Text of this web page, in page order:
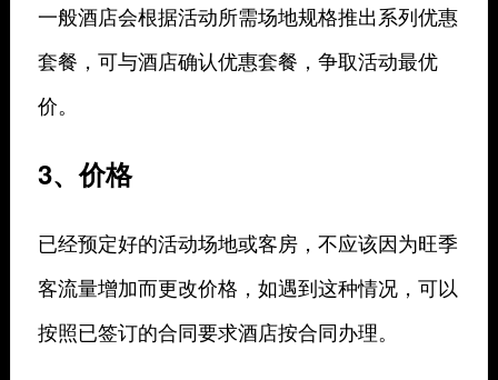
一般酒店会根据活动所需场地规格推出系列优惠
套餐，可与酒店确认优惠套餐，争取活动最优
价。
3、价格
已经预定好的活动场地或客房，不应该因为旺季
客流量增加而更改价格，如遇到这种情况，可以
按照已签订的合同要求酒店按合同办理。